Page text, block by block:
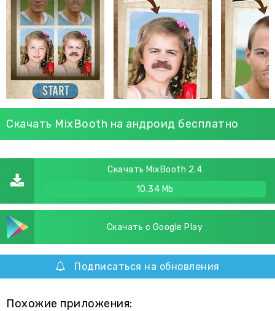
Скачать MixBooth на андроид бесплатно
Скачать MixBooth 2.4
10.34 Mb
Скачать с Google Play
Подписаться на обновления
Похожие приложения: